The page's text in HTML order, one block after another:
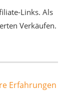
Links. Als
Verkäufen.
Erfahrungen